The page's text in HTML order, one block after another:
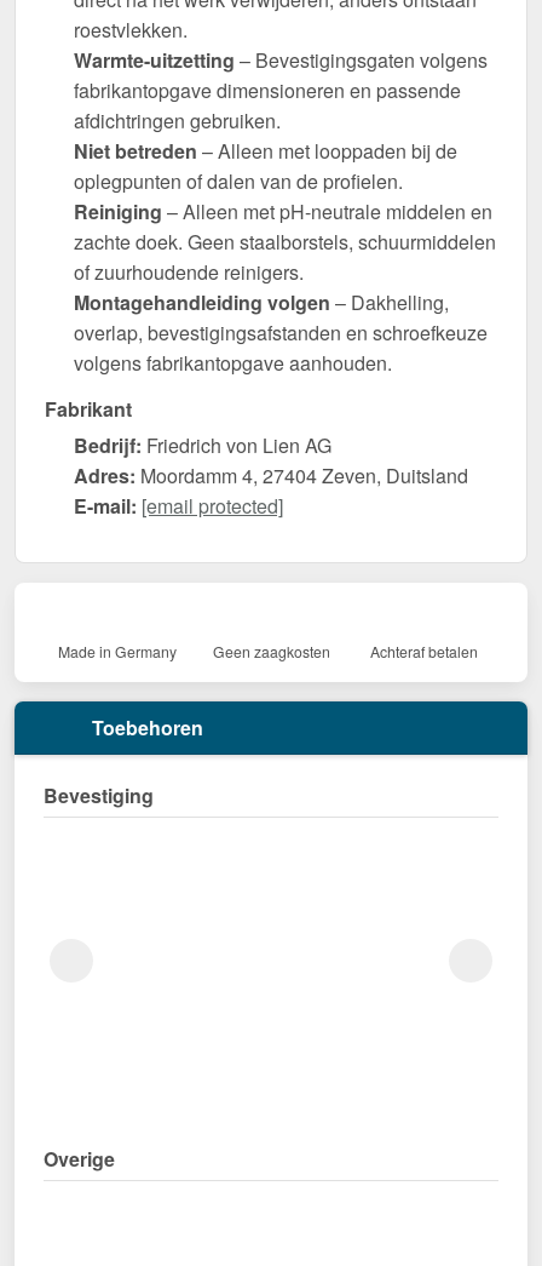
roestvlekken.
Warmte-uitzetting – Bevestigingsgaten volgens
fabrikantopgave dimensioneren en passende
afdichtringen gebruiken.
Niet betreden – Alleen met looppaden bij de
oplegpunten of dalen van de profielen.
Reiniging – Alleen met pH-neutrale middelen en
zachte doek. Geen staalborstels, schuurmiddelen
of zuurhoudende reinigers.
Montagehandleiding volgen – Dakhelling,
overlap, bevestigingsafstanden en schroefkeuze
volgens fabrikantopgave aanhouden.
Fabrikant
Bedrijf: Friedrich von Lien AG
Adres: Moordamm 4, 27404 Zeven, Duitsland
E-mail: [email protected]
Made in Germany Geen zaagkosten Achteraf betalen
Toebehoren
Bevestiging
Overige